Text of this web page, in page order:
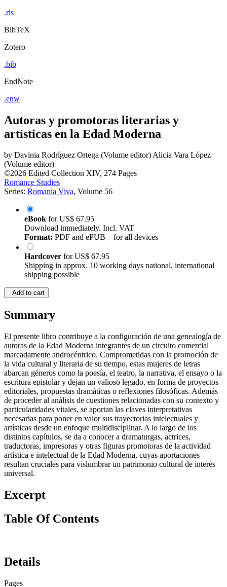
artísticas en la Edad Moderna
(Volume editor)
©2026 Edited Collection
Romance Studies
Series:Romania Viva
eBook
Download immediately. Incl. VAT
Format:PDF and ePUB – for all devices
Hardcover
Shipping in approx. 10 working days national, international
shipping possible
autoras de la Edad Moderna integrantes de un circuito comercial
marcadamente androcéntrico. Comprometidas con la promoción de
la vida cultural y literaria de su tiempo, estas mujeres de letras
abarcan géneros como la poesía, el teatro, la narrativa, el ensayo o la
escritura epistolar y dejan un valioso legado, en forma de proyectos
editoriales, propuestas dramáticas o reflexiones filosóficas. Además
de proceder al análisis de cuestiones relacionadas con su contexto y
particularidades vitales, se aportan las claves interpretativas
necesarias para poner en valor sus trayectorias intelectuales y
artísticas desde un enfoque multidisciplinar. A lo largo de los
distintos capítulos, se da a conocer a dramaturgas, actrices,
traductoras, impresoras y otras figuras promotoras de la actividad
artística e intelectual de la Edad Moderna, cuyas aportaciones
resultan cruciales para vislumbrar un patrimonio cultural de interés
universal.